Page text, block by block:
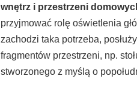
wnętrz i przestrzeni
przyjmować rolę oświetlenia
zachodzi taka potrzeba,
fragmentów przestrzeni, np.
stworzonego z myślą o